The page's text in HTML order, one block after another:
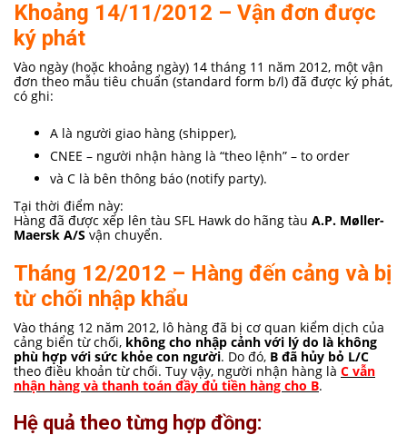
Khoảng 14/11/2012 – Vận đơn được
ký phát
Vào ngày (hoặc khoảng ngày) 14 tháng 11 năm 2012, một vận
đơn theo mẫu tiêu chuẩn (standard form b/l) đã được ký phát,
có ghi:
A là người giao hàng (shipper),
CNEE – người nhận hàng là “theo lệnh” – to order
và C là bên thông báo (notify party).
Tại thời điểm này:
Hàng đã được xếp lên tàu SFL Hawk do hãng tàu A.P. Møller-
Maersk A/S vận chuyển.
Tháng 12/2012 – Hàng đến cảng và bị
từ chối nhập khẩu
Vào tháng 12 năm 2012, lô hàng đã bị cơ quan kiểm dịch của
cảng biển từ chối, không cho nhập cảnh với lý do là không
phù hợp với sức khỏe con người. Do đó, B đã hủy bỏ L/C
theo điều khoản từ chối. Tuy vậy, người nhận hàng là C vẫn
nhận hàng và thanh toán đầy đủ tiền hàng cho B.
Hệ quả theo từng hợp đồng: